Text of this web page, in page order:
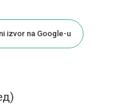
izvor na Google-u